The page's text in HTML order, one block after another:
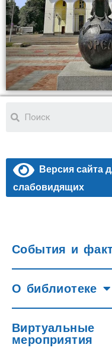
Версия сайта
слабовидящих
События и
О библиотеке
Виртуальные
мероприятия